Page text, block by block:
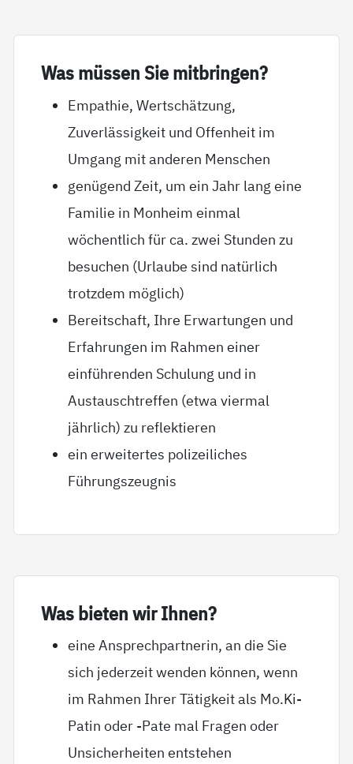
Was müs­sen Sie mit­brin­gen?
Empathie, Wertschätzung,
Zuverlässigkeit und Offenheit im
Umgang mit anderen Menschen
genügend Zeit, um ein Jahr lang eine
Familie in Monheim einmal
wöchentlich für ca. zwei Stunden zu
besuchen (Urlaube sind natürlich
trotzdem möglich)
Bereitschaft, Ihre Erwartungen und
Erfahrungen im Rahmen einer
einführenden Schulung und in
Austauschtreffen (etwa viermal
jährlich) zu reflektieren
ein erweitertes polizeiliches
Führungszeugnis
Was bie­ten wir Ih­nen?
eine Ansprechpartnerin, an die Sie
sich jederzeit wenden können, wenn
im Rahmen Ihrer Tätigkeit als Mo.Ki-
Patin oder -Pate mal Fragen oder
Unsicherheiten entstehen